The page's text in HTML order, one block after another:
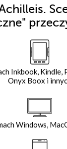
Inkbook, Kindle,
Onyx Boox i
Windows,